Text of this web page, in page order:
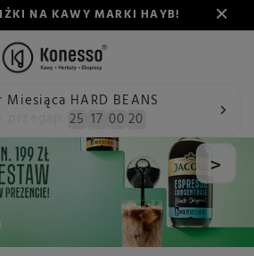
NA KAWY MARKI HAYB!
HARD BEANS
25 17 00 20
>